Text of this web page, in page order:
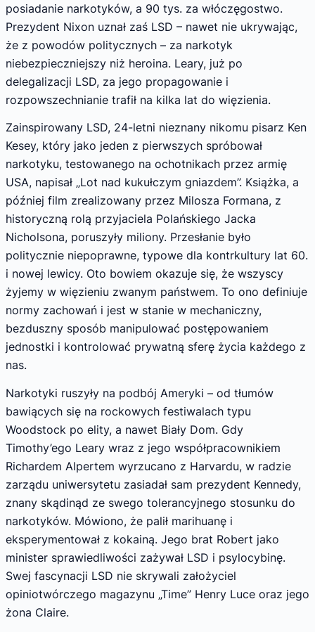
posiadanie narkotyków, a 90 tys. za włóczęgostwo.
Prezydent Nixon uznał zaś LSD – nawet nie ukrywając,
że z powodów politycznych – za narkotyk
niebezpieczniejszy niż heroina. Leary, już po
delegalizacji LSD, za jego propagowanie i
rozpowszechnianie trafił na kilka lat do więzienia.
Zainspirowany LSD, 24-letni nieznany nikomu pisarz Ken
Kesey, który jako jeden z pierwszych spróbował
narkotyku, testowanego na ochotnikach przez armię
USA, napisał „Lot nad kukułczym gniazdem”. Książka, a
później film zrealizowany przez Milosza Formana, z
historyczną rolą przyjaciela Polańskiego Jacka
Nicholsona, poruszyły miliony. Przesłanie było
politycznie niepoprawne, typowe dla kontrkultury lat 60.
i nowej lewicy. Oto bowiem okazuje się, że wszyscy
żyjemy w więzieniu zwanym państwem. To ono definiuje
normy zachowań i jest w stanie w mechaniczny,
bezduszny sposób manipulować postępowaniem
jednostki i kontrolować prywatną sferę życia każdego z
nas.
Narkotyki ruszyły na podbój Ameryki – od tłumów
bawiących się na rockowych festiwalach typu
Woodstock po elity, a nawet Biały Dom. Gdy
Timothy’ego Leary wraz z jego współpracownikiem
Richardem Alpertem wyrzucano z Harvardu, w radzie
zarządu uniwersytetu zasiadał sam prezydent Kennedy,
znany skądinąd ze swego tolerancyjnego stosunku do
narkotyków. Mówiono, że palił marihuanę i
eksperymentował z kokainą. Jego brat Robert jako
minister sprawiedliwości zażywał LSD i psylocybinę.
Swej fascynacji LSD nie skrywali założyciel
opiniotwórczego magazynu „Time” Henry Luce oraz jego
żona Claire.